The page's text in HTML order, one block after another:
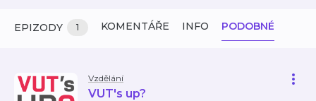
EPIZODY 1 KOMENTÁŘE INFO PODOBNÉ
Vzdělání
VUT's up?